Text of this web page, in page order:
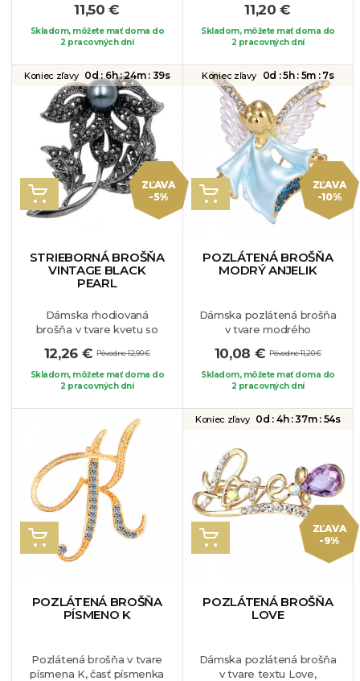
Zdobia ju biele ligotavé
krištáliky. Brošňa je
vhodná na blúzku, sako
kúsok oblečenia
11,50 €
Skladom, môžete mať doma do
2 pracovných dní
krištálikmi. Brošňa je
vhodná pre dámy, ktorých
krstné meno sa začína
prípadne ho môžu takejto
osobe aj darovať.
Jedinečný elegantný
kúsok, ktorý dokonale
vynikne na Vašom
obľúbenom oblečení.
11,20 €
Skladom, môžete mať doma do
2 pracovných dní
ZĽAVA
-5%
VLOŽIŤ DO KOŠÍKA
Koniec zľavy 0d : 6h :24m : 38s
STRIEBORNÁ BROŠŇA
VINTAGE BLACK
PEARL
Dámska rhodiovaná
brošňa v tvare kvetu so
perlou. Brošňa je
jedinečná a elegantná.
Môžete si pripnúť na váš
12,26 €Pôvodne 12,90 €
Skladom, môžete mať doma do
2 pracovných dní
ZĽAVA
-10%
VLOŽIŤ DO KOŠÍKA
Koniec zľavy 0d :5h : 5m : 6s
POZLÁTENÁ BROŠŇA
MODRÝ ANJELIK
Dámska pozlátená brošňa
v tvare modrého
nádherná. Šperk je
vhodný na blúzku, sako
alebo váš obľúbený kúsok
10,08 €Pôvodne 11,20 €
Skladom, môžete mať doma do
2 pracovných dní
VLOŽIŤ DO KOŠÍKA
POZLÁTENÁ BROŠŇA
PÍSMENO K
Pozlátená brošňa v tvare
písmena K, časť písmenka
ZĽAVA
-9%
VLOŽIŤ DO KOŠÍKA
Koniec zľavy 0d : 4h :37m : 53s
POZLÁTENÁ BROŠŇA
LOVE
Dámska pozlátená brošňa
v tvare textu Love,